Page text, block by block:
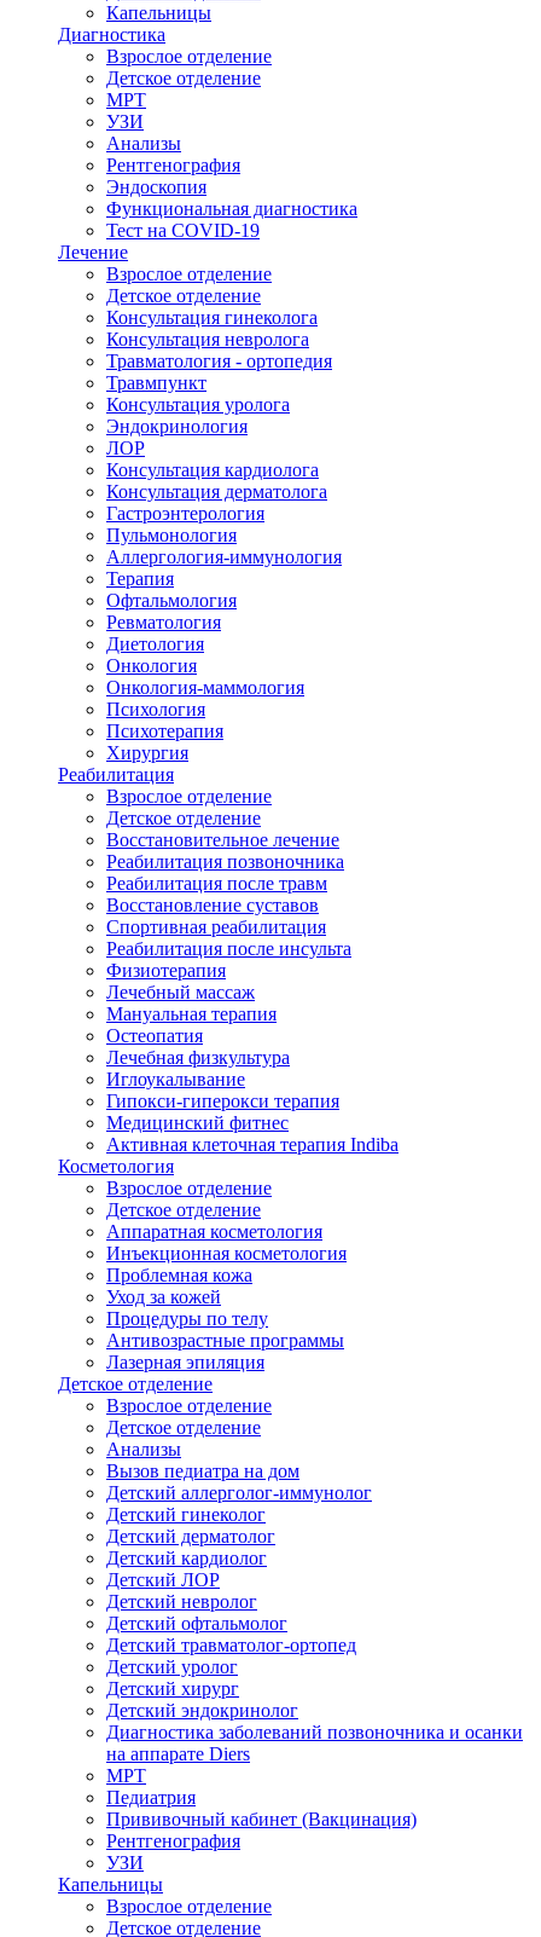
Капельницы
Диагностика
Взрослое отделение
Детское отделение
МРТ
УЗИ
Анализы
Рентгенография
Эндоскопия
Функциональная диагностика
Тест на COVID-19
Лечение
Взрослое отделение
Детское отделение
Консультация гинеколога
Консультация невролога
Травматология - ортопедия
Травмпункт
Консультация уролога
Эндокринология
ЛОР
Консультация кардиолога
Консультация дерматолога
Гастроэнтерология
Пульмонология
Аллергология-иммунология
Терапия
Офтальмология
Ревматология
Диетология
Онкология
Онкология-маммология
Психология
Психотерапия
Хирургия
Реабилитация
Взрослое отделение
Детское отделение
Восстановительное лечение
Реабилитация позвоночника
Реабилитация после травм
Восстановление суставов
Спортивная реабилитация
Реабилитация после инсульта
Физиотерапия
Лечебный массаж
Мануальная терапия
Остеопатия
Лечебная физкультура
Иглоукалывание
Гипокси-гиперокси терапия
Медицинский фитнес
Активная клеточная терапия Indiba
Косметология
Взрослое отделение
Детское отделение
Аппаратная косметология
Инъекционная косметология
Проблемная кожа
Уход за кожей
Процедуры по телу
Антивозрастные программы
Лазерная эпиляция
Детское отделение
Взрослое отделение
Детское отделение
Анализы
Вызов педиатра на дом
Детский аллерголог-иммунолог
Детский гинеколог
Детский дерматолог
Детский кардиолог
Детский ЛОР
Детский невролог
Детский офтальмолог
Детский травматолог-ортопед
Детский уролог
Детский хирург
Детский эндокринолог
Диагностика заболеваний позвоночника и осанки
на аппарате Diers
МРТ
Педиатрия
Прививочный кабинет (Вакцинация)
Рентгенография
УЗИ
Капельницы
Взрослое отделение
Детское отделение